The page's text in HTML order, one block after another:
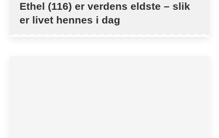
Ethel (116) er verdens eldste – slik
er livet hennes i dag